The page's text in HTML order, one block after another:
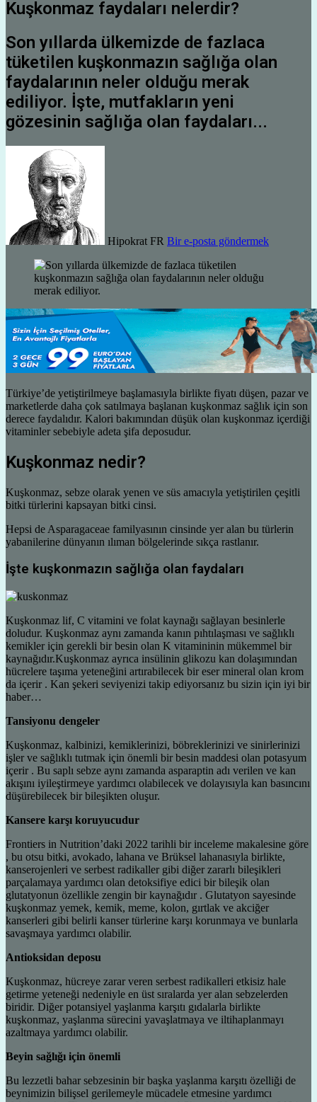
Kuşkonmaz faydaları nelerdir?
Son yıllarda ülkemizde de fazlaca
tüketilen kuşkonmazın sağlığa olan
faydalarının neler olduğu merak
ediliyor. İşte, mutfakların yeni
gözesinin sağlığa olan faydaları...
Hipokrat FR Bir e-posta göndermek
Türkiye’de yetiştirilmeye başlamasıyla birlikte fiyatı düşen, pazar ve
marketlerde daha çok satılmaya başlanan kuşkonmaz sağlık için son
derece faydalıdır. Kalori bakımından düşük olan kuşkonmaz içerdiği
vitaminler sebebiyle adeta şifa deposudur.
Kuşkonmaz nedir?
Kuşkonmaz, sebze olarak yenen ve süs amacıyla yetiştirilen çeşitli
bitki türlerini kapsayan bitki cinsi.
Hepsi de Asparagaceae familyasının cinsinde yer alan bu türlerin
yabanilerine dünyanın ılıman bölgelerinde sıkça rastlanır.
İşte kuşkonmazın sağlığa olan faydaları
Kuşkonmaz lif, C vitamini ve folat kaynağı sağlayan besinlerle
doludur. Kuşkonmaz aynı zamanda kanın pıhtılaşması ve sağlıklı
kemikler için gerekli bir besin olan K vitamininin mükemmel bir
kaynağıdır.Kuşkonmaz ayrıca insülinin glikozu kan dolaşımından
hücrelere taşıma yeteneğini artırabilecek bir eser mineral olan krom
da içerir . Kan şekeri seviyenizi takip ediyorsanız bu sizin için iyi bir
haber…
Tansiyonu dengeler
Kuşkonmaz, kalbinizi, kemiklerinizi, böbreklerinizi ve sinirlerinizi
işler ve sağlıklı tutmak için önemli bir besin maddesi olan potasyum
içerir . Bu saplı sebze aynı zamanda asparaptin adı verilen ve kan
akışını iyileştirmeye yardımcı olabilecek ve dolayısıyla kan basıncını
düşürebilecek bir bileşikten oluşur.
Kansere karşı koruyucudur
Frontiers in Nutrition’daki 2022 tarihli bir inceleme makalesine göre
, bu otsu bitki, avokado, lahana ve Brüksel lahanasıyla birlikte,
kanserojenleri ve serbest radikaller gibi diğer zararlı bileşikleri
parçalamaya yardımcı olan detoksifiye edici bir bileşik olan
glutatyonun özellikle zengin bir kaynağıdır . Glutatyon sayesinde
kuşkonmaz yemek, kemik, meme, kolon, gırtlak ve akciğer
kanserleri gibi belirli kanser türlerine karşı korunmaya ve bunlarla
savaşmaya yardımcı olabilir.
Antioksidan deposu
Kuşkonmaz, hücreye zarar veren serbest radikalleri etkisiz hale
getirme yeteneği nedeniyle en üst sıralarda yer alan sebzelerden
biridir. Diğer potansiyel yaşlanma karşıtı gıdalarla birlikte
kuşkonmaz, yaşlanma sürecini yavaşlatmaya ve iltihaplanmayı
azaltmaya yardımcı olabilir.
Beyin sağlığı için önemli
Bu lezzetli bahar sebzesinin bir başka yaşlanma karşıtı özelliği de
beynimizin bilişsel gerilemeyle mücadele etmesine yardımcı